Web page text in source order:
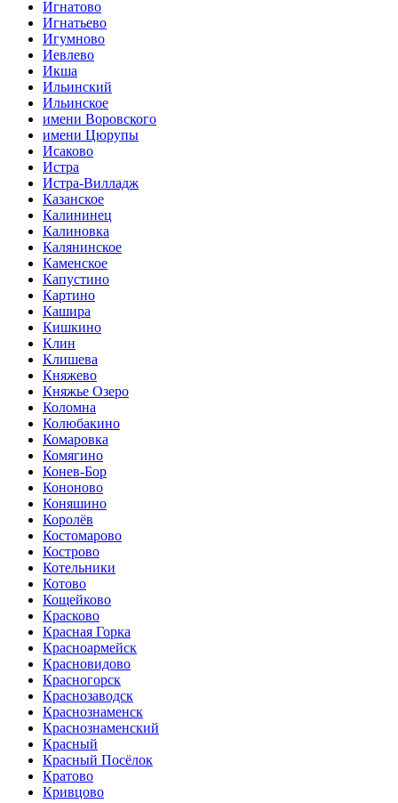
Игнатово
Игнатьево
Игумново
Иевлево
Икша
Ильинский
Ильинское
имени Воровского
имени Цюрупы
Исаково
Истра
Истра-Вилладж
Казанское
Калининец
Калиновка
Калянинское
Каменское
Капустино
Картино
Кашира
Кишкино
Клин
Клишева
Княжево
Княжье Озеро
Коломна
Колюбакино
Комаровка
Комягино
Конев-Бор
Кононово
Коняшино
Королёв
Костомарово
Кострово
Котельники
Котово
Кощейково
Красково
Красная Горка
Красноармейск
Красновидово
Красногорск
Краснозаводск
Краснознаменск
Краснознаменский
Красный
Красный Посёлок
Кратово
Кривцово